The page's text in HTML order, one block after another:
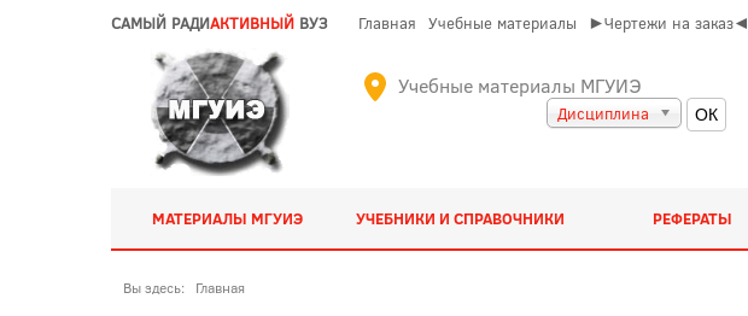
САМЫЙ РАДИАКТИВНЫЙ ВУЗ Главная Учебные материалы ►Чертежи на заказ◄
Учебные материалы МГУИЭ
Дисциплина
МАТЕРИАЛЫ МГУИЭ УЧЕБНИКИ И СПРАВОЧНИКИ РЕФЕРАТЫ
Вы здесь: Главная